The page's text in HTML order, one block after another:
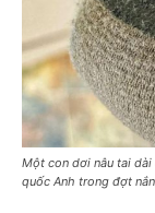
Một con dơi nâu tai
quốc Anh trong đợt